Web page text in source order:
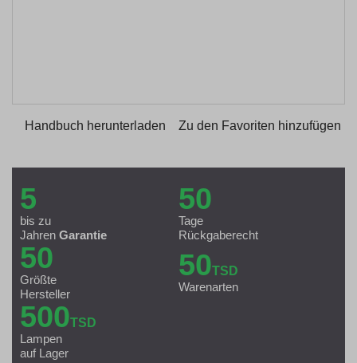
Handbuch herunterladen Zu den Favoriten hinzufügen
5
bis zu
Jahren Garantie
50
Tage
Rückgaberecht
50
Größte
Hersteller
50TSD
Warenarten
500TSD
Lampen
auf Lager